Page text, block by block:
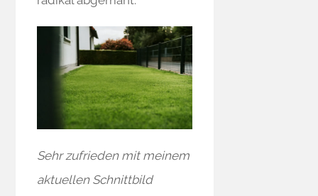
Sehr zufrieden mit meinem
aktuellen Schnittbild